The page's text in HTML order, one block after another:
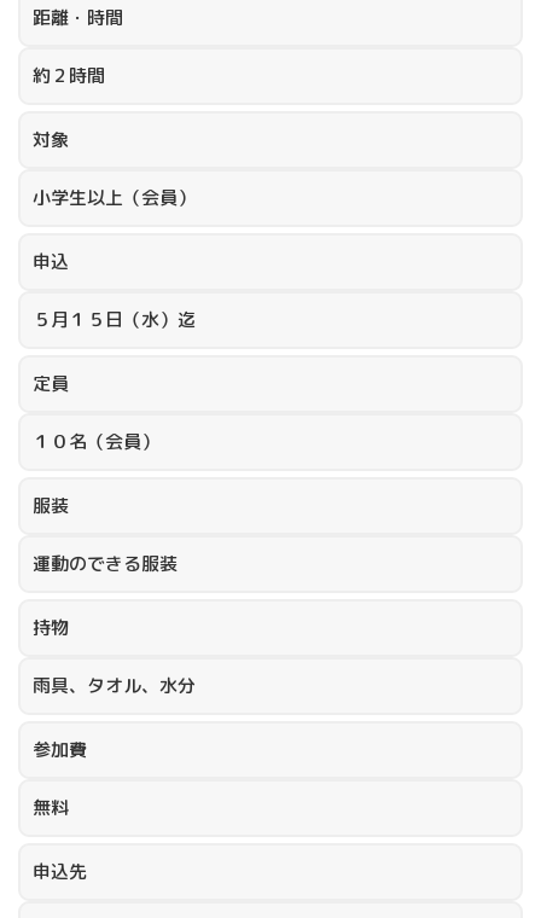
距離・時間
約２時間
対象
小学生以上（会員）
申込
５月１５日（水）迄
定員
１０名（会員）
服装
運動のできる服装
持物
雨具、タオル、水分
参加費
無料
申込先